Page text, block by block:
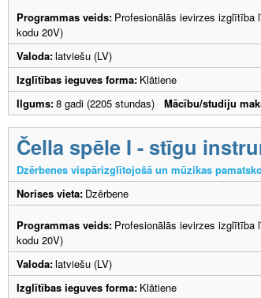
Programmas veids: Profesionālās ievirzes izglītība
kodu 20V)
Valoda:latviešu (LV)
Izglītības ieguves forma: Klātiene
Ilgums:8 gadi (2205 stundas) Mācību/studiju
Čella spēle I - stīgu
Dzērbenes vispārizglītojošā un mūzikas
Norises vieta: Dzērbene
Programmas veids: Profesionālās ievirzes izglītība
kodu 20V)
Valoda:latviešu (LV)
Izglītības ieguves forma: Klātiene